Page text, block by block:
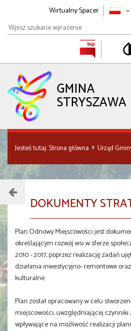
Wirtualny Spacer
Wpisz
szukane
GMINA
STRYSZAWA
Jesteś tutaj:Strona główna Urząd
Menu
DOKUMENTY
Plan Odnowy Miejscowości jest
określającym rozwój wsi w sferze
2010 - 2017, poprzez realizację zadań
działania inwestycyjno- remontowe
kulturalne.
Plan został opracowany w celu
miejscowości, uwzględniającej
wpływające na możliwość realizacji